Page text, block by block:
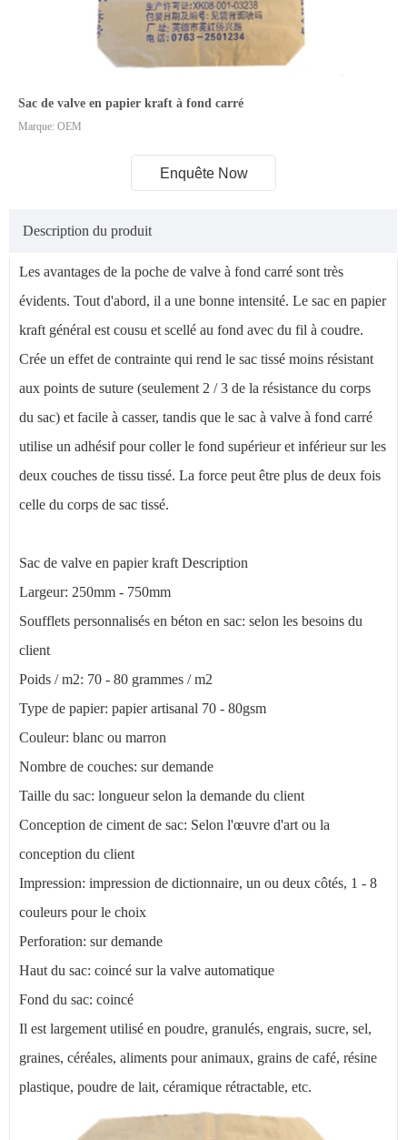
Sac de valve en papier kraft à fond carré
Marque: OEM
Enquête Now
Description du produit
Les avantages de la poche de valve à fond carré sont très
évidents. Tout d'abord, il a une bonne intensité. Le sac en papier
kraft général est cousu et scellé au fond avec du fil à coudre.
Crée un effet de contrainte qui rend le sac tissé moins résistant
aux points de suture (seulement 2 / 3 de la résistance du corps
du sac) et facile à casser, tandis que le sac à valve à fond carré
utilise un adhésif pour coller le fond supérieur et inférieur sur les
deux couches de tissu tissé. La force peut être plus de deux fois
celle du corps de sac tissé.
Sac de valve en papier kraft Description
Largeur: 250mm - 750mm
Soufflets personnalisés en béton en sac: selon les besoins du
client
Poids / m2: 70 - 80 grammes / m2
Type de papier: papier artisanal 70 - 80gsm
Couleur: blanc ou marron
Nombre de couches: sur demande
Taille du sac: longueur selon la demande du client
Conception de ciment de sac: Selon l'œuvre d'art ou la
conception du client
Impression: impression de dictionnaire, un ou deux côtés, 1 - 8
couleurs pour le choix
Perforation: sur demande
Haut du sac: coincé sur la valve automatique
Fond du sac: coincé
Il est largement utilisé en poudre, granulés, engrais, sucre, sel,
graines, céréales, aliments pour animaux, grains de café, résine
plastique, poudre de lait, céramique rétractable, etc.